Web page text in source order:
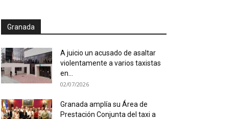
Granada
A juicio un acusado de asaltar
violentamente a varios taxistas
en...
02/07/2026
Granada amplía su Área de
Prestación Conjunta del taxi a